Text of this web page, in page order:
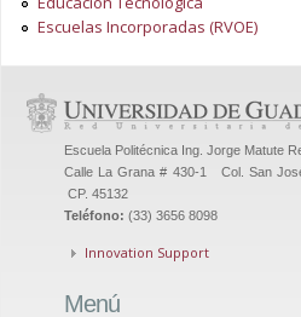
Escuelas Incorporadas (RVOE)
Escuela Politécnica Ing. Jorge Matute
Calle La Grana # 430-1 Col. San
CP. 45132
Teléfono: (33) 3656 8098
Innovation Support
Menú